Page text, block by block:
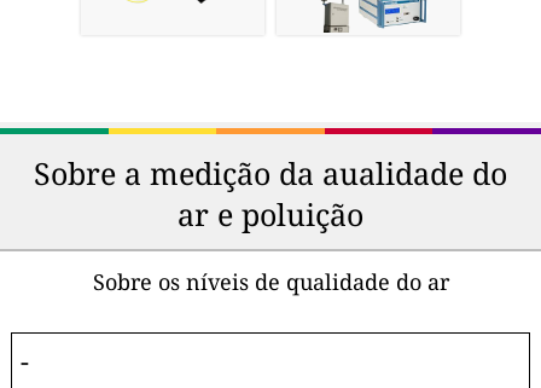
Sobre a medição da aualidade do
ar e poluição
Sobre os níveis de qualidade do ar
-